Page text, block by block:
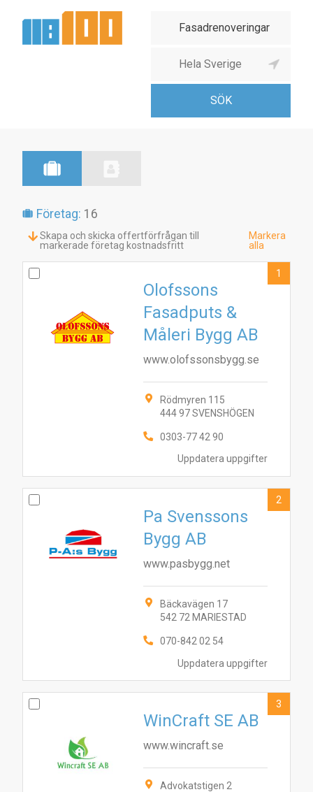
Företag: 16
Skapa och skicka offertförfrågan till
markerade företag kostnadsfritt
Markera
alla
Uppdatera uppgifter
Olofssons
Fasadputs &
Måleri Bygg AB
www.olofssonsbygg.se
Rödmyren 115
444 97 SVENSHÖGEN
0303-77 42 90
1
Uppdatera uppgifter
Pa Svenssons
Bygg AB
www.pasbygg.net
Bäckavägen 17
542 72 MARIESTAD
070-842 02 54
2
WinCraft SE AB
www.wincraft.se
Advokatstigen 2
3